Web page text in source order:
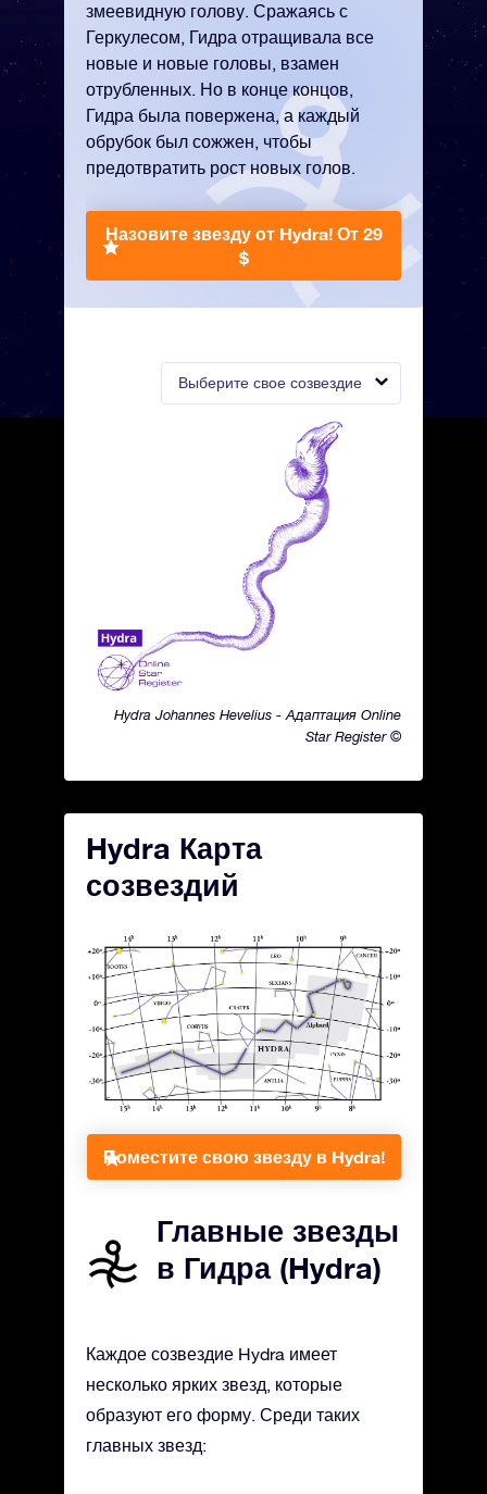
Выберите свое созвездие
Hydra Johannes Hevelius - Адаптация Online
Star Register ©
змеевидную голову. Сражаясь с
Геркулесом, Гидра отращивала все
новые и новые головы, взамен
отрубленных. Но в конце концов,
Гидра была повержена, а каждый
обрубок был сожжен, чтобы
предотвратить рост новых голов.
Назовите звезду от Hydra! От 29
$
Hydra Карта
созвездий
Поместите свою звезду в Hydra!
Главные звезды
в Гидра (Hydra)
Каждое созвездие Hydra имеет
несколько ярких звезд, которые
образуют его форму. Среди таких
главных звезд: